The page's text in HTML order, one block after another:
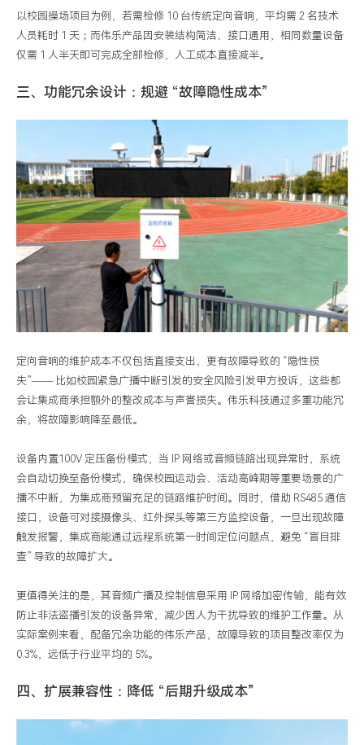
以校园操场项目为例，若需检修 10 台传统定向音响，平均需 2 名技术
人员耗时 1 天；而伟乐产品因安装结构简洁、接口通用，相同数量设备
仅需 1 人半天即可完成全部检修，人工成本直接减半。
三、功能冗余设计：规避 “故障隐性成本”
定向音响的维护成本不仅包括直接支出，更有故障导致的 “隐性损
失”—— 比如校园紧急广播中断引发的安全风险引发甲方投诉，这些都
会让集成商承担额外的整改成本与声誉损失。伟乐科技通过多重功能冗
余，将故障影响降至最低。
设备内置100V 定压备份模式，当 IP 网络或音频链路出现异常时，系统
会自动切换至备份模式，确保校园运动会、活动高峰期等重要场景的广
播不中断，为集成商预留充足的链路维护时间。同时，借助 RS485 通信
接口，设备可对接摄像头、红外探头等第三方监控设备，一旦出现故障
触发报警，集成商能通过远程系统第一时间定位问题点，避免 “盲目排
查” 导致的故障扩大。
更值得关注的是，其音频广播及控制信息采用 IP 网络加密传输，能有效
防止非法盗播引发的设备异常，减少因人为干扰导致的维护工作量。从
实际案例来看，配备冗余功能的伟乐产品，故障导致的项目整改率仅为
0.3%，远低于行业平均的 5%。
四、扩展兼容性：降低 “后期升级成本”